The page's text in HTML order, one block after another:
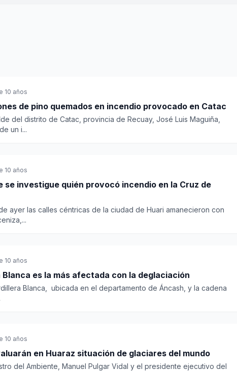
10 años
de pino quemados en incendio provocado en Catac
del distrito de Catac, provincia de Recuay, José Luis Maguiña,
un i...
10 años
se investigue quién provocó incendio en la Cruz de
ayer las calles céntricas de la ciudad de Huari amanecieron con
10 años
es la más afectada con la deglaciación
Blanca, ubicada en el departamento de Áncash, y la cadena
10 años
en Huaraz situación de glaciares del mundo
del Ambiente, Manuel Pulgar Vidal y el presidente ejecutivo del